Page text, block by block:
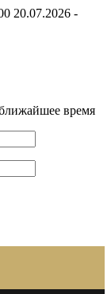
20.07.2026 -
время